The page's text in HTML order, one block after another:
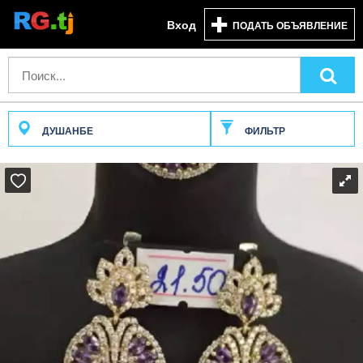
Вход ПОДАТЬ ОБЪЯВЛЕНИЕ
ДУШАНБЕ ФИЛЬТР